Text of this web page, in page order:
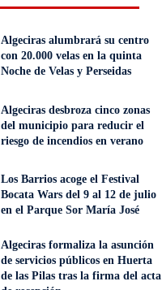
Algeciras alumbrará su centro
con 20.000 velas en la quinta
Noche de Velas y Perseidas
Algeciras desbroza cinco zonas
del municipio para reducir el
riesgo de incendios en verano
Los Barrios acoge el Festival
Bocata Wars del 9 al 12 de julio
en el Parque Sor María José
Algeciras formaliza la asunción
de servicios públicos en Huerta
de las Pilas tras la firma del acta